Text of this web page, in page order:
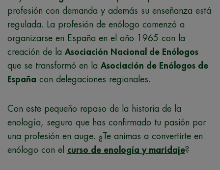
profesión con demanda y además su enseñanza está
regulada. La profesión de enólogo comenzó a
organizarse en España en el año 1965 con la
creación de la Asociación Nacional de Enólogos
que se transformó en la Asociación de Enólogos de
España con delegaciones regionales.
Con este pequeño repaso de la historia de la
enología, seguro que has confirmado tu pasión por
una profesión en auge. ¿Te animas a convertirte en
enólogo con el curso de enología y maridaje?